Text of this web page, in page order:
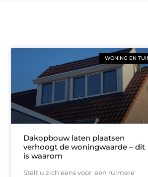
WONING EN
Dakopbouw laten plaatsen
verhoogt de woningwaarde – dit
is waarom
Stelt u zich eens voor: een ruimere